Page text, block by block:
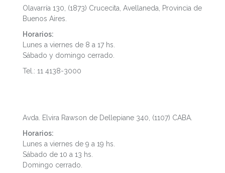
Olavarría 130, (1873) Crucecita, Avellaneda, Provincia de
Buenos Aires.
Horarios:
Lunes a viernes de 8 a 17 hs.
Sábado y domingo cerrado.
Tel.: 11 4138-3000
Avda. Elvira Rawson de Dellepiane 340, (1107) CABA.
Horarios:
Lunes a viernes de 9 a 19 hs.
Sábado de 10 a 13 hs.
Domingo cerrado.